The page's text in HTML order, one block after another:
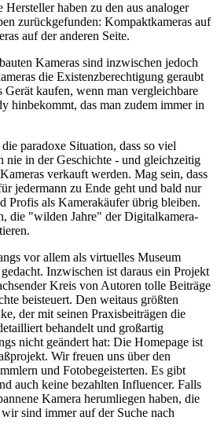
haben zu den aus analoger
zurückgefunden: Kompaktkameras auf
auf der anderen Seite.
Kameras sind inzwischen jedoch
die Existenzberechtigung geraubt
Gerät kaufen, wenn man vergleichbare
hinbekommt, das man zudem immer in
paradoxe Situation, dass so viel
in der Geschichte - und gleichzeitig
verkauft werden. Mag sein, dass
jedermann zu Ende geht und bald nur
Profis als Kamerakäufer übrig bleiben.
die "wilden Jahre" der Digitalkamera-
vor allem als virtuelles Museum
Inzwischen ist daraus ein Projekt
Kreis von Autoren tolle Beiträge
beisteuert. Den weitaus größten
der mit seinen Praxisbeiträgen die
behandelt und großartig
nicht geändert hat: Die Homepage ist
Wir freuen uns über den
und Fotobegeisterten. Es gibt
auch keine bezahlten Influencer. Falls
Kamera herumliegen haben, die
sind immer auf der Suche nach